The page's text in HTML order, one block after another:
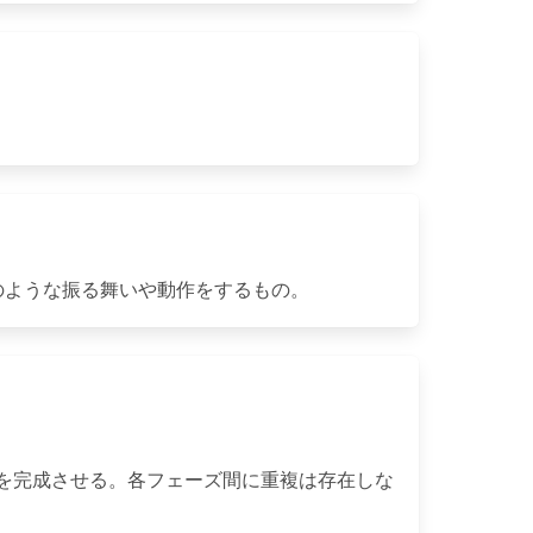
うな振る舞いや動作をするもの。
成させる。各フェーズ間に重複は存在しな